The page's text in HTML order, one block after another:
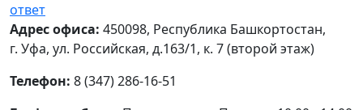
ответ
Адрес офиса: 450098, Республика Башкортостан,
г. Уфа, ул. Российская, д.163/1, к. 7 (второй этаж)
Телефон: 8 (347) 286-16-51